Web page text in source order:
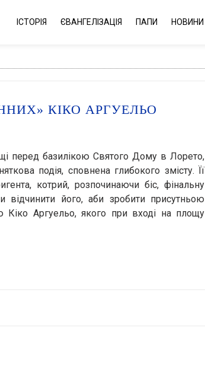
ІСТОРІЯ ЄВАНГЕЛІЗАЦІЯ ПАПИ НОВИНИ
КІКО АРГУЕЛЬО
перед базилікою Святого Дому в Лорето,
подія, сповнена глибокого змісту. Її
котрий, розпочинаючи біс, фінальну
відчинити його, аби зробити присутньою
Кіко Аргуельо, якого при вході на площу